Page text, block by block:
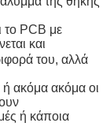
το PCB με
και
του, αλλά
ακόμα ακόμα οι
ή κάποια